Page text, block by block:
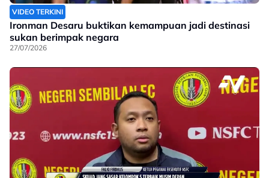
VIDEO TERKINI
Ironman Desaru buktikan kemampuan jadi destinasi
sukan berimpak negara
27/07/2026